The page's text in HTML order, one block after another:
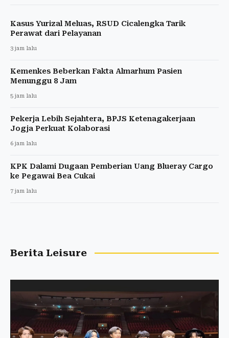
Kasus Yurizal Meluas, RSUD Cicalengka Tarik
Perawat dari Pelayanan
3 jam lalu
Kemenkes Beberkan Fakta Almarhum Pasien
Menunggu 8 Jam
5 jam lalu
Pekerja Lebih Sejahtera, BPJS Ketenagakerjaan
Jogja Perkuat Kolaborasi
6 jam lalu
KPK Dalami Dugaan Pemberian Uang Blueray Cargo
ke Pegawai Bea Cukai
7 jam lalu
Berita Leisure